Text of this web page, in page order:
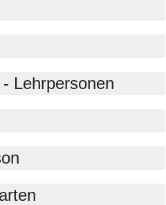
Lehrpersonen